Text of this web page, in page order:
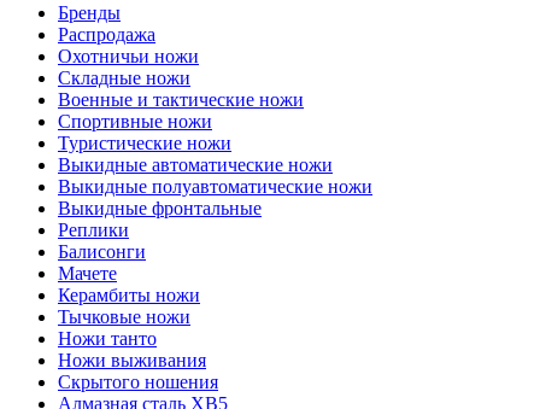
Бренды
Распродажа
Охотничьи ножи
Складные ножи
Военные и тактические ножи
Спортивные ножи
Туристические ножи
Выкидные автоматические ножи
Выкидные полуавтоматические ножи
Выкидные фронтальные
Реплики
Балисонги
Мачете
Керамбиты ножи
Тычковые ножи
Ножи танто
Ножи выживания
Скрытого ношения
Алмазная сталь ХВ5